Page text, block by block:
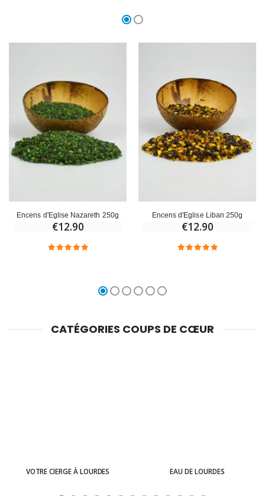
Encens d'Eglise Nazareth 250g
€12.90
Encens d'Eglise Liban 250g
€12.90
CATÉGORIES COUPS DE CŒUR
VOTRE CIERGE À LOURDES EAU DE LOURDES